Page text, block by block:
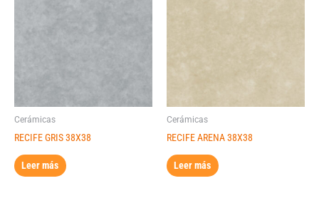
Cerámicas
RECIFE GRIS 38X38
Leer más
Cerámicas
RECIFE ARENA 38X38
Leer más